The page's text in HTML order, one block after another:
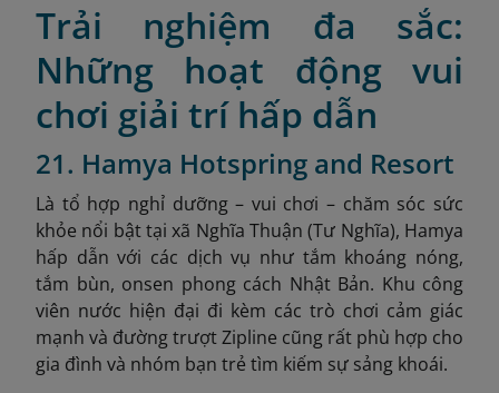
Trải nghiệm đa sắc:
Những hoạt động vui
chơi giải trí hấp dẫn
21. Hamya Hotspring and Resort
Là tổ hợp nghỉ dưỡng – vui chơi – chăm sóc sức
khỏe nổi bật tại xã Nghĩa Thuận (Tư Nghĩa), Hamya
hấp dẫn với các dịch vụ như tắm khoáng nóng,
tắm bùn, onsen phong cách Nhật Bản. Khu công
viên nước hiện đại đi kèm các trò chơi cảm giác
mạnh và đường trượt Zipline cũng rất phù hợp cho
gia đình và nhóm bạn trẻ tìm kiếm sự sảng khoái.